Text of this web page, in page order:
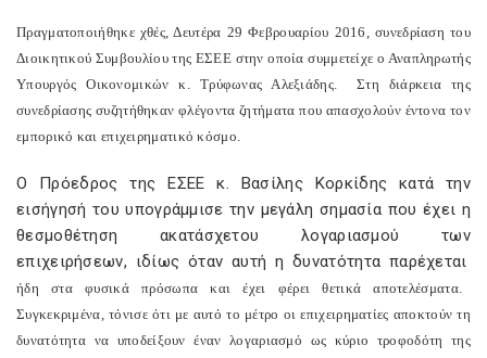
Πραγματοποιήθηκε χθές, Δευτέρα 29 Φεβρουαρίου 2016, συνεδρίαση του
Διοικητικού Συμβουλίου της ΕΣΕΕ στην οποία συμμετείχε ο Αναπληρωτής
Υπουργός Οικονομικών κ. Τρύφωνας Αλεξιάδης.
Στη διάρκεια της
συνεδρίασης συζητήθηκαν φλέγοντα ζητήματα που απασχολούν έντονα τον
εμπορικό και επιχειρηματικό κόσμο.
Ο Πρόεδρος της ΕΣΕΕ κ. Βασίλης Κορκίδης κατά την
εισήγησή του υπογράμμισε την μεγάλη σημασία που έχει η
θεσμοθέτηση ακατάσχετου λογαριασμού των
επιχειρήσεων, ιδίως όταν αυτή η δυνατότητα παρέχεται
ήδη στα φυσικά πρόσωπα και έχει φέρει θετικά αποτελέσματα.
Συγκεκριμένα, τόνισε ότι με αυτό το μέτρο οι επιχειρηματίες αποκτούν τη
δυνατότητα να υποδείξουν έναν λογαριασμό ως κύριο τροφοδότη της